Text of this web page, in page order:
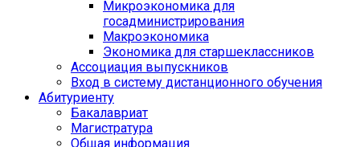
Микроэкономика для
госадминистрирования
Макроэкономика
Экономика для старшеклассников
Ассоциация выпускников
Вход в систему дистанционного обучения
Абитуриенту
Бакалавриат
Магистратура
Общая информация